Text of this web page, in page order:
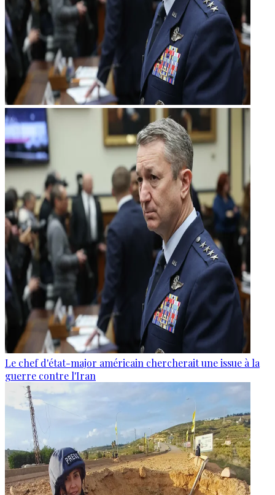
Le chef d'état-major américain chercherait une issue à la
guerre contre l'Iran